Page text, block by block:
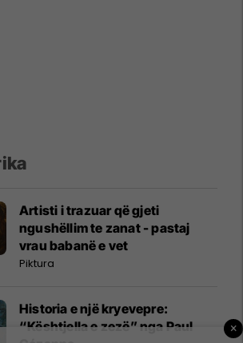
Artisti i trazuar që gjeti
ngushëllim te zanat - pastaj
vrau babanë e vet
Piktura
Historia e një kryevepre:
“Kështjella e zezë” nga Paul
×